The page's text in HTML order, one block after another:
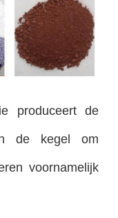
produceert de
de kegel om
voornamelijk